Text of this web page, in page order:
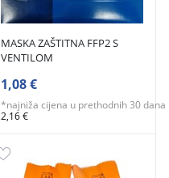
MASKA ZAŠTITNA FFP2 S
VENTILOM
1,08 €
*najniža cijena u prethodnih 30 dana
2,16 €